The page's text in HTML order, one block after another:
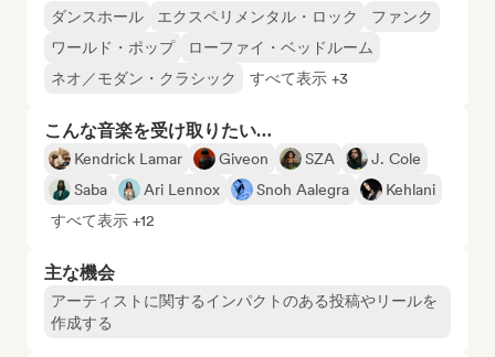
ダンスホール エクスペリメンタル・ロック
ファンク
ワールド・ポップ
ローファイ・ベッドルーム
ネオ／モダン・クラシック
すべて表示 +3
こんな音楽を受け取りたい…
Kendrick Lamar Giveon SZA
J. Cole
Saba
Ari Lennox Snoh Aalegra
Kehlani
すべて表示 +12
主な機会
アーティストに関するインパクトのある投稿やリールを
作成する